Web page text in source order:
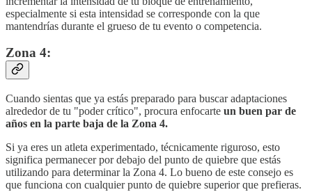
especialmente si esta intensidad se corresponde con la que
mantendrías durante el grueso de tu evento o competencia.
Zona 4:
Cuando sientas que ya estás preparado para buscar adaptaciones
alrededor de tu "poder crítico", procura enfocarte un buen par de
años en la parte baja de la Zona 4.
Si ya eres un atleta experimentado, técnicamente riguroso, esto
significa permanecer por debajo del punto de quiebre que estás
utilizando para determinar la Zona 4. Lo bueno de este consejo es
que funciona con cualquier punto de quiebre superior que prefieras.